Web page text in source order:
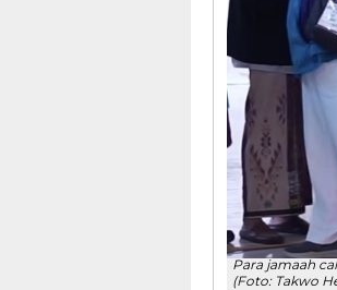
Para jamaah
(Foto: Takwo